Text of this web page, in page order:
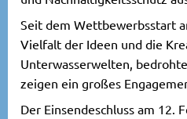
Seit dem Wettbewerbsstart
Vielfalt der Ideen und die
Unterwasserwelten,
zeigen ein großes
Der Einsendeschluss am 12.